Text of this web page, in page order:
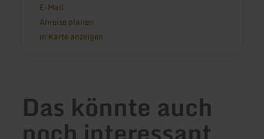
E-Mail
Anreise planen
in Karte anzeigen
Das könnte auch